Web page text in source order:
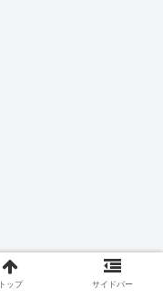
トップ サイドバー